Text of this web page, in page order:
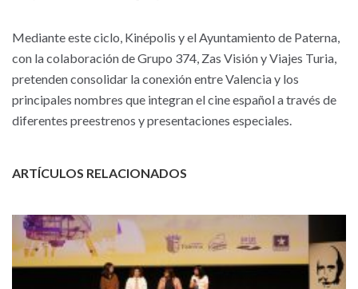
Mediante este ciclo, Kinépolis y el Ayuntamiento de Paterna,
con la colaboración de Grupo 374, Zas Visión y Viajes Turia,
pretenden consolidar la conexión entre Valencia y los
principales nombres que integran el cine español a través de
diferentes preestrenos y presentaciones especiales.
ARTÍCULOS RELACIONADOS